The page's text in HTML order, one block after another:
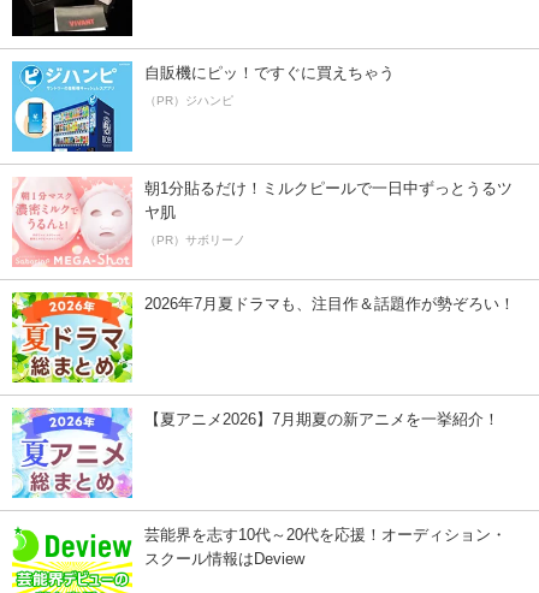
自販機にピッ！ですぐに買えちゃう
（PR）ジハンピ
朝1分貼るだけ！ミルクピールで一日中ずっとうるツ
ヤ肌
（PR）サボリーノ
2026年7月夏ドラマも、注目作＆話題作が勢ぞろい！
【夏アニメ2026】7月期夏の新アニメを一挙紹介！
芸能界を志す10代～20代を応援！オーディション・
スクール情報はDeview